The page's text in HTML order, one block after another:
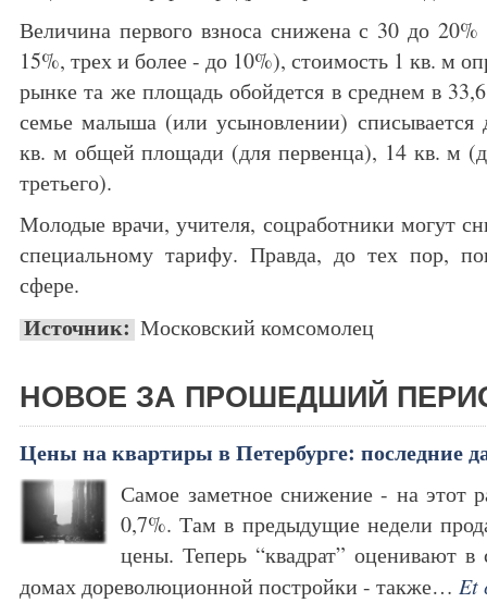
Величина первого взноса снижена с 30 до
15%, трех и более - до 10%), стоимость 1 кв. м
рынке та же площадь обойдется в среднем в
семье малыша (или усыновлении) списывается
кв. м общей площади (для первенца), 14 кв. м
третьего).
Молодые врачи, учителя, соцработники могут
специальному тарифу. Правда, до тех пор,
сфере.
Источник: Московский комсомолец
НОВОЕ ЗА ПРОШЕДШИЙ
Цены на квартиры в Петербурге: последние
Самое заметное снижение - на этот
0,7%. Там в предыдущие недели
цены. Теперь “квадрат” оценивают
домах дореволюционной постройки - также… Et